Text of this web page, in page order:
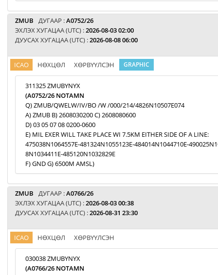
ZMUB ДУГААР :A0752/26
ЭХЛЭХ ХУГАЦАА (UTC) :2026-08-03 02:00
ДУУСАХ ХУГАЦАА (UTC) :2026-08-08 06:00
ICAO НӨХЦӨЛ ХӨРВҮҮЛСЭН GRAPHIC
311325 ZMUBYNYX
(A0752/26 NOTAMN
Q) ZMUB/QWELW/IV/BO /W /000/214/4826N10507E074
A) ZMUB B) 2608030200 C) 2608080600
D) 03 05 07 08 0200-0600
E) MIL EXER WILL TAKE PLACE WI 7.5KM EITHER SIDE OF A LINE:
475038N1064557E-481324N1055123E-484014N1044710E-
8N1034411E-485120N1032829E
F) GND G) 6500M AMSL)
ZMUB ДУГААР :A0766/26
ЭХЛЭХ ХУГАЦАА (UTC) :2026-08-03 00:38
ДУУСАХ ХУГАЦАА (UTC) :2026-08-31 23:30
ICAO НӨХЦӨЛ ХӨРВҮҮЛСЭН
030038 ZMUBYNYX
(A0766/26 NOTAMN